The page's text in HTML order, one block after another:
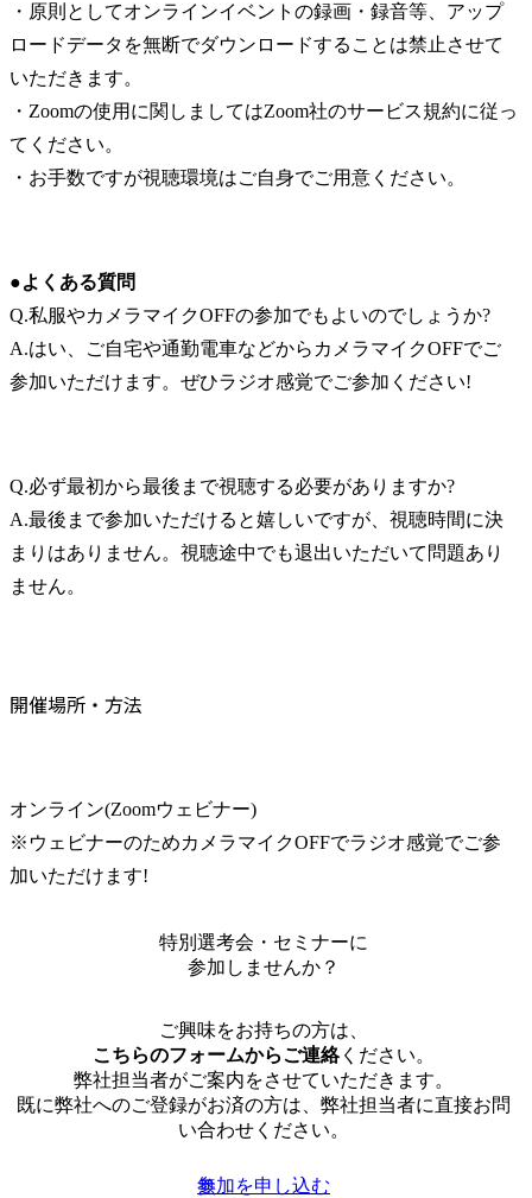
・原則としてオンラインイベントの録画・録音等、アップ
ロードデータを無断でダウンロードすることは禁止させて
いただきます。
・Zoomの使用に関しましてはZoom社のサービス規約に従っ
てください。
・お手数ですが視聴環境はご自身でご用意ください。
●よくある質問
Q.私服やカメラマイクOFFの参加でもよいのでしょうか?
A.はい、ご自宅や通勤電車などからカメラマイクOFFでご
参加いただけます。ぜひラジオ感覚でご参加ください!
Q.必ず最初から最後まで視聴する必要がありますか?
A.最後まで参加いただけると嬉しいですが、視聴時間に決
まりはありません。視聴途中でも退出いただいて問題あり
ません。
開催場所・方法
オンライン(Zoomウェビナー)
※ウェビナーのためカメラマイクOFFでラジオ感覚でご参
加いただけます!
特別選考会・セミナーに
参加しませんか？
ご興味をお持ちの方は、
こちらのフォームからご連絡ください。
弊社担当者がご案内をさせていただきます。
既に弊社へのご登録がお済の方は、弊社担当者に直接お問
い合わせください。
無
参加を申し込む